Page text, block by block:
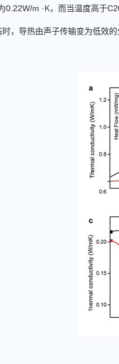
0.22W/m ·K，而当温度高于
时，导热由声子传输变为低效